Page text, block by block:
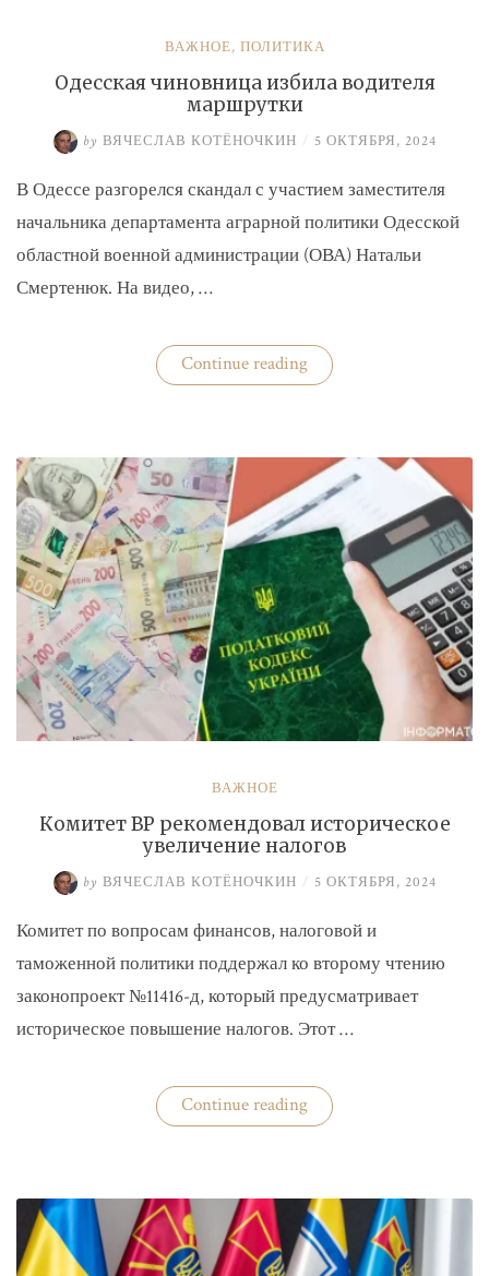
ВАЖНОЕ, ПОЛИТИКА
Одесская чиновница избила водителя
маршрутки
by ВЯЧЕСЛАВ КОТЁНОЧКИН / 5 ОКТЯБРЯ, 2024
В Одессе разгорелся скандал с участием заместителя
начальника департамента аграрной политики Одесской
областной военной администрации (ОВА) Натальи
Смертенюк. На видео, …
Continue reading«Одесская
чиновница
ВАЖНОЕ
Комитет ВР рекомендовал историческое
увеличение налогов
by ВЯЧЕСЛАВ КОТЁНОЧКИН / 5 ОКТЯБРЯ, 2024
Комитет по вопросам финансов, налоговой и
таможенной политики поддержал ко второму чтению
законопроект №11416-д, который предусматривает
историческое повышение налогов. Этот …
Continue reading«Комитет
ВР
налогов»